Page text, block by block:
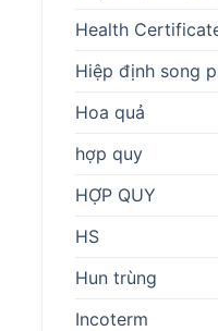
Health
Hiệp định song
Hoa quả
hợp quy
HỢP QUY
HS
Hun trùng
Incoterm